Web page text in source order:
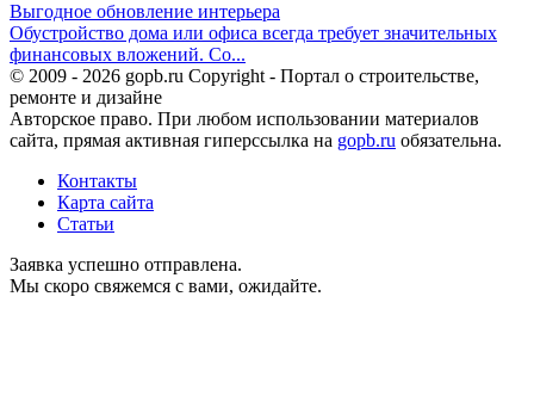
Выгодное обновление интерьера
Обустройство дома или офиса всегда требует значительных
финансовых вложений. Со...
© 2009 - 2026 gopb.ru Copyright - Портал о строительстве,
ремонте и дизайне
Авторское право. При любом использовании материалов
сайта, прямая активная гиперссылка на gopb.ru обязательна.
Контакты
Карта сайта
Статьи
Заявка успешно отправлена.
Мы скоро свяжемся с вами, ожидайте.